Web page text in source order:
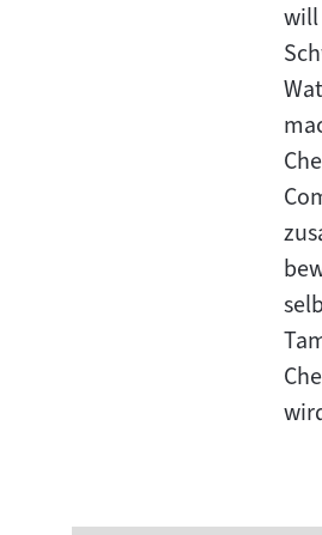
will